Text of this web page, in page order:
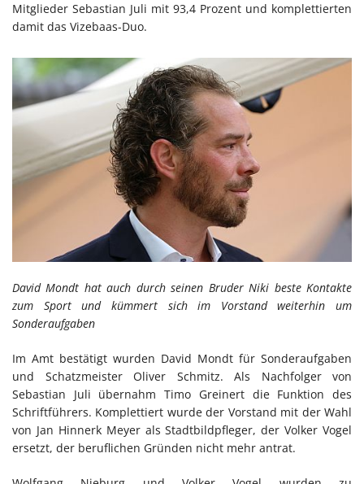
Mitglieder Sebastian Juli mit 93,4 Prozent und komplettierten
damit das Vizebaas-Duo.
David Mondt hat auch durch seinen Bruder Niki beste Kontakte
zum Sport und kümmert sich im Vorstand weiterhin um
Sonderaufgaben
Im Amt bestätigt wurden David Mondt für Sonderaufgaben
und Schatzmeister Oliver Schmitz. Als Nachfolger von
Sebastian Juli übernahm Timo Greinert die Funktion des
Schriftführers. Komplettiert wurde der Vorstand mit der Wahl
von Jan Hinnerk Meyer als Stadtbildpfleger, der Volker Vogel
ersetzt, der beruflichen Gründen nicht mehr antrat.